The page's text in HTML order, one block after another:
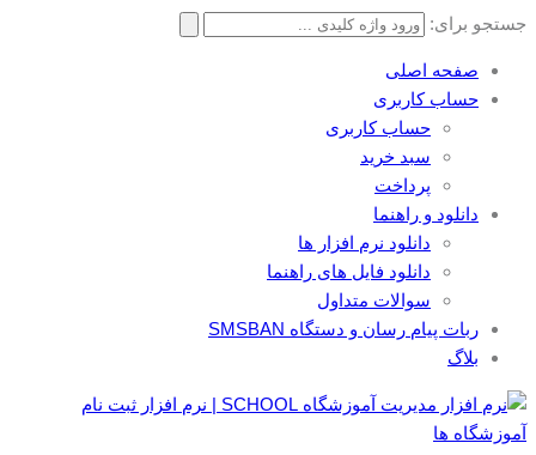
جستجو برای:
صفحه اصلی
حساب کاربری
حساب کاربری
سبد خرید
پرداخت
دانلود و راهنما
دانلود نرم افزار ها
دانلود فایل های راهنما
سوالات متداول
ربات پیام رسان و دستگاه SMSBAN
بلاگ